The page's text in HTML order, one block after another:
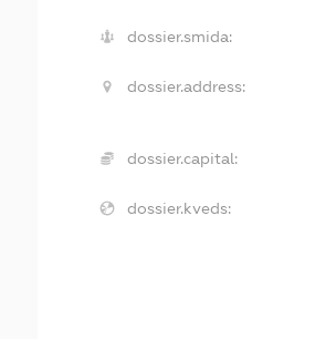
dossier.smida:
dossier.address:
dossier.capital:
dossier.kveds: